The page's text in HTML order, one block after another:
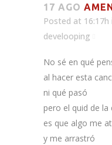
17 AGO
Posted at 16:17h
develooping
No sé en qué
al hacer esta
ni qué pasó
pero el quid de la
es que algo me
y me arrastró